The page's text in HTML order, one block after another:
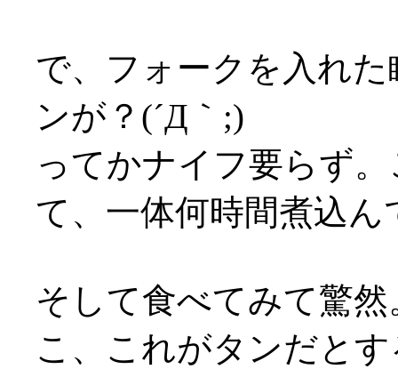
で、フォークを入れ
ンが？(´Д｀;)
ってかナイフ要らず
て、一体何時間煮込ん
そして食べてみて驚然
こ、これがタンだと